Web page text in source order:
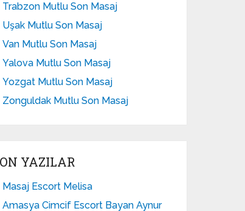
Trabzon Mutlu Son Masaj
Uşak Mutlu Son Masaj
Van Mutlu Son Masaj
Yalova Mutlu Son Masaj
Yozgat Mutlu Son Masaj
Zonguldak Mutlu Son Masaj
YAZILAR
Masaj Escort Melisa
Amasya Cimcif Escort Bayan Aynur